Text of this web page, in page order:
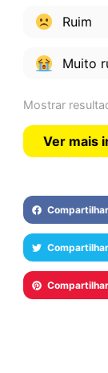
Ruim
Muito
Mostrar
Ver mais